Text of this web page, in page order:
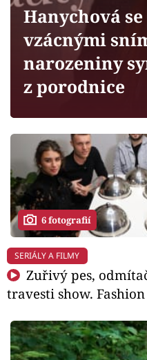
Sledujte prima+
Filmový festival
Mámy sobě
Přihlášení
Sledujte nás
Hanychová
vzácnými
narozeniny
z porodnice
6 fotografií
SERIÁLY A FILMY
Zuřivý pes,
travesti show.